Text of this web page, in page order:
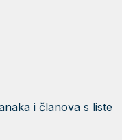
i članova s liste